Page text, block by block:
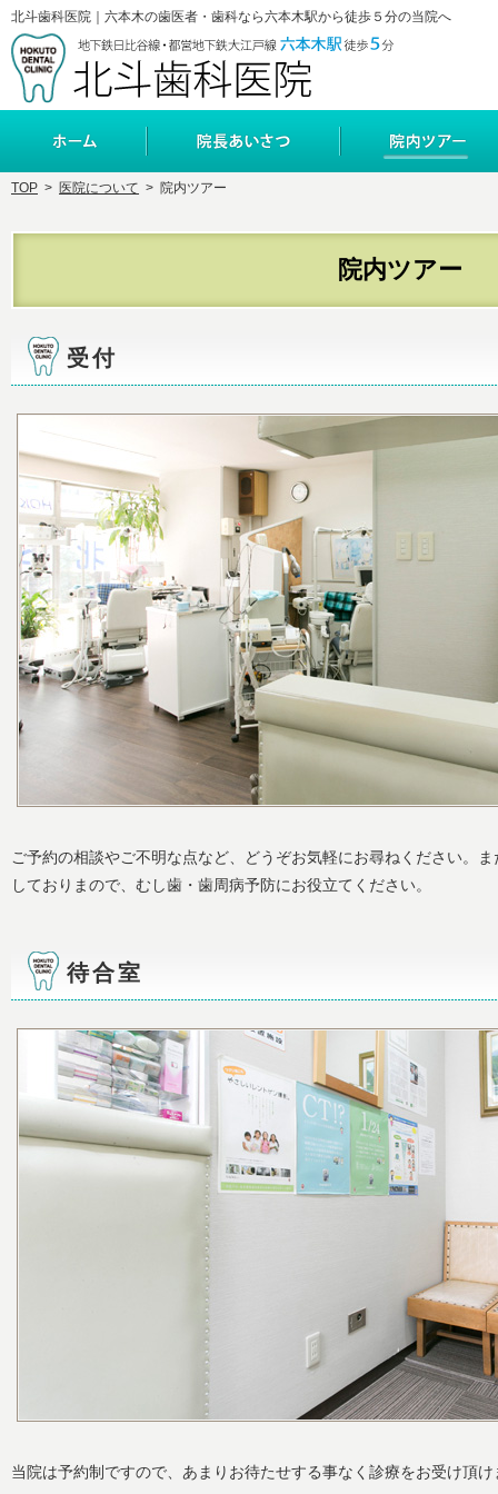
院内ツアー
北斗歯科医院｜六本木の歯医者・歯科なら六本木駅から徒歩５分の当院へ
受付
ご予約の相談やご不明な点など、どうぞお気軽にお尋ねください。
しておりまので、むし歯・歯周病予防にお役立てください。
待合室
当院は予約制ですので、あまりお待たせする事なく診療をお受け頂け
TOP > 医院について > 院内ツアー